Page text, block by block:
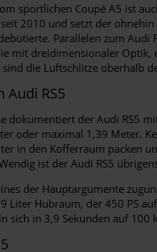
sportlichen Coupé A5 ist
2010 und setzt der
Parallelen zum Audi
mit dreidimensionaler
die Luftschlitze oberhalb
RS5
dokumentiert der Audi RS5
oder maximal 1,39 Meter.
in den Kofferraum packen
ist der Audi RS5
der Hauptargumente
Liter Hubraum, der 450 PS
sich in 3,9 Sekunden auf